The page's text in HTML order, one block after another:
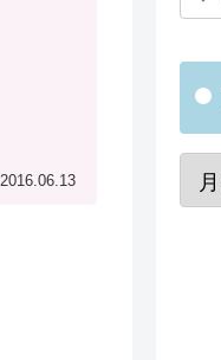
2016.06.13